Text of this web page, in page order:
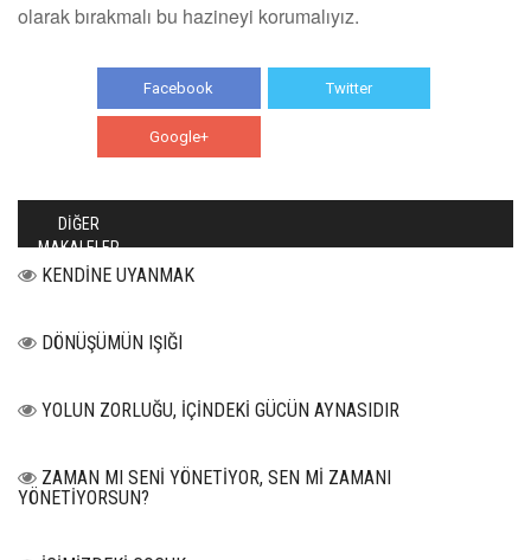
olarak bırakmalı bu hazineyi korumalıyız.
Facebook Twitter
Google+
DİĞER
MAKALELER
KENDİNE UYANMAK
DÖNÜŞÜMÜN IŞIĞI
YOLUN ZORLUĞU, İÇİNDEKİ GÜCÜN AYNASIDIR
ZAMAN MI SENİ YÖNETİYOR, SEN Mİ ZAMANI
YÖNETİYORSUN?